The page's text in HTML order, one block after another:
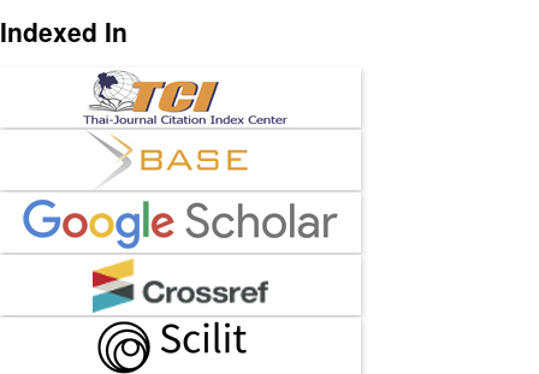
Indexed In